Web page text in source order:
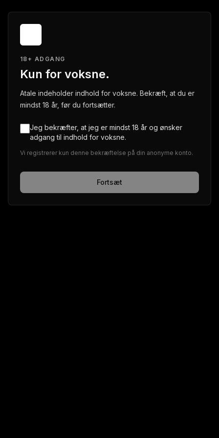
18+ ADGANG
Kun for voksne.
Atale indeholder indhold for voksne. Bekræft, at du er
mindst 18 år, før du fortsætter.
Jeg bekræfter, at jeg er mindst 18 år og ønsker
adgang til indhold for voksne.
Vi registrerer kun denne bekræftelse på din anonyme konto.
Fortsæt